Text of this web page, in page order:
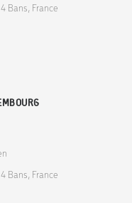
Bans, France
Bans, France